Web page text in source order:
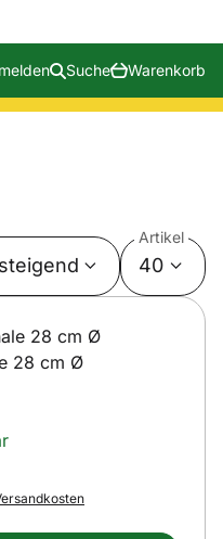
Suche Warenkorb
Artikel
40
28 cm Ø